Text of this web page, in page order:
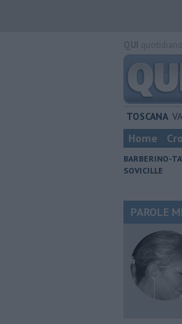
TOSCANA
Home
BARBERINO-
SOVICILLE
PAROLE